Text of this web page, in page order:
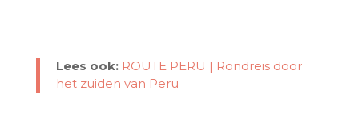
Lees ook: ROUTE PERU | Rondreis door
het zuiden van Peru